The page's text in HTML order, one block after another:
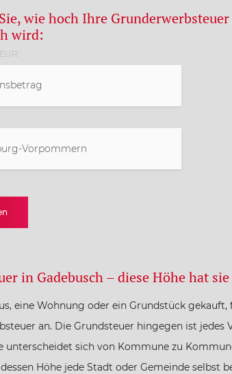
wie hoch Ihre
wird:
Vorpommern
in Gadebusch – diese Höhe hat sie
eine Wohnung oder ein Grundstück
an. Die Grundsteuer hingegen ist jedes
unterscheidet sich von Kommune zu
dessen Höhe jede Stadt oder Gemeinde selbst